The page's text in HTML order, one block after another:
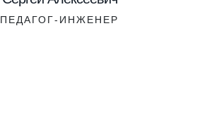
ПЕДАГОГ-ИНЖЕНЕР